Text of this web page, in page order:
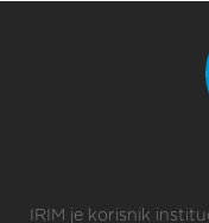
IRIM je korisnik